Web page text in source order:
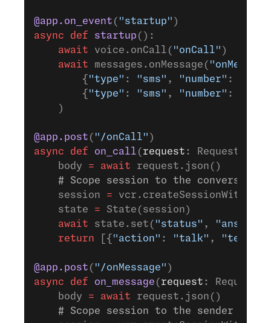
@app.on_event ( "startup" )
async def startup ():
    await
voice.onCall( "onCall" )
    await
messages.onMessage(
        {
"type" : "sms" , "number" :
        {
"type" : "sms" , "number" :
    )
@app.post ( "/onCall" )
async def on_call ( request : Request):
    body
= await request.json()
# Scope session to the
    session
=
    state
= State(session)
    await
state.set( "status" ,
    return
[{ "action" : "talk" , "text"
@app.post ( "/onMessage" )
async def on_message ( request : Request):
    body
= await request.json()
# Scope session to the sender —